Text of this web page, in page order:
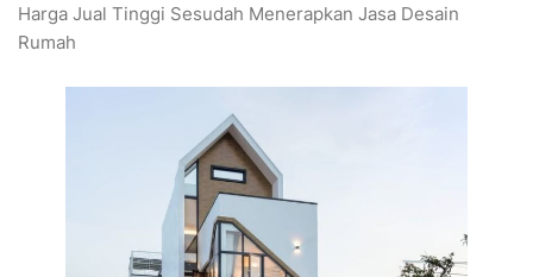
Harga Jual Tinggi Sesudah Menerapkan Jasa Desain
Rumah